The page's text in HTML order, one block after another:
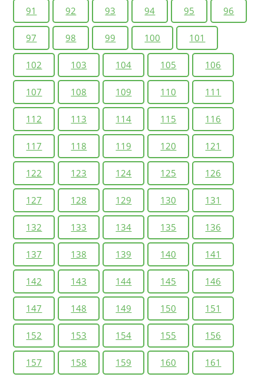
91 92 93 94 95 96
97 98 99 100 101
102 103 104 105 106
107 108 109 110 111
112 113 114 115 116
117 118 119 120 121
122 123 124 125 126
127 128 129 130 131
132 133 134 135 136
137 138 139 140 141
142 143 144 145 146
147 148 149 150 151
152 153 154 155 156
157 158 159 160 161